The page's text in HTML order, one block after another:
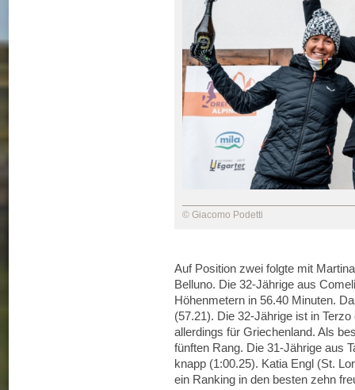
© Giacomo Podetti
Auf Position zwei folgte mit
Belluno. Die 32-Jährige aus
Höhenmetern in 56.40 Minuten.
(57.21). Die 32-Jährige ist in
allerdings für Griechenland. Als
fünften Rang. Die 31-Jährige aus
knapp (1:00.25). Katia Engl (St.
ein Ranking in den besten zehn